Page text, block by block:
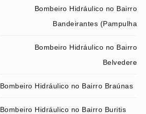
Bombeiro Hidráulico no Bairro
Bandeirantes (Pampulha
Bombeiro Hidráulico no Bairro
Belvedere
Bombeiro Hidráulico no Bairro Braúnas
Bombeiro Hidráulico no Bairro Buritis